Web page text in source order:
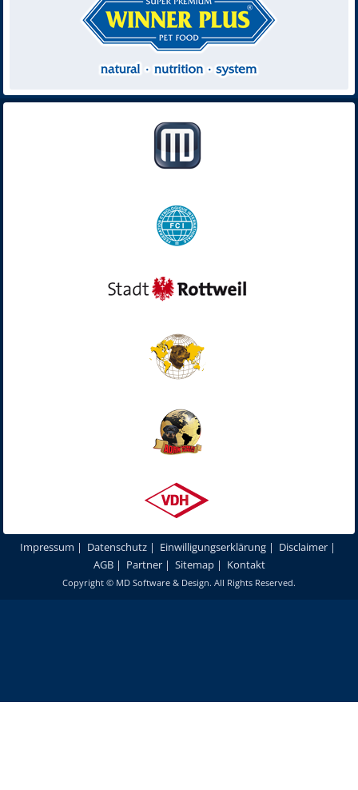
Impressum | Datenschutz | Einwilligungserklärung | Disclaimer |
AGB| Partner| Sitemap| Kontakt
Copyright © MD Software & Design. All Rights Reserved.